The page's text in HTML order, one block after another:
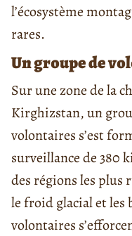
l’écosystème
rares.
Un groupe de
Sur une zone de la
Kirghizstan, un
volontaires s’est
surveillance de 380
des régions les plus
le froid glacial et les
volontaires